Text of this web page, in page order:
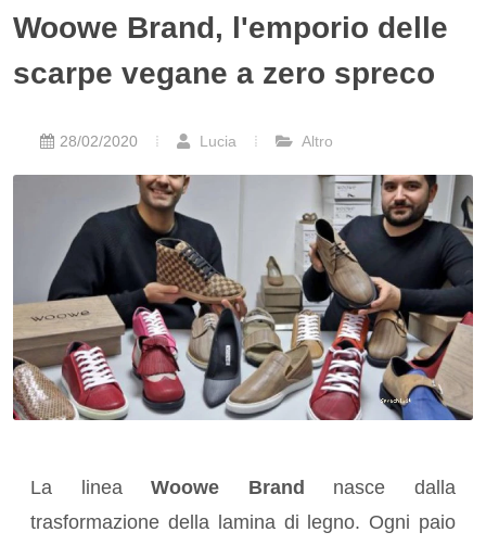
Woowe Brand, l'emporio delle
scarpe vegane a zero spreco
28/02/2020 Lucia Altro
La lineaWoowe Brand
nasce dalla
trasformazione della lamina di legno. Ogni paio